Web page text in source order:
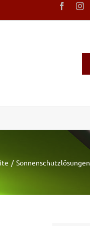
Sonnenschutzlösungen